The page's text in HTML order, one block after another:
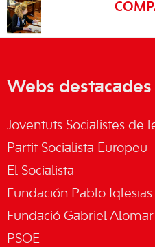
Webs destacades
Joventuts Socialistes de
Partit Socialista Europeu
El Socialista
Fundación Pablo Iglesias
Fundació Gabriel Alomar
PSOE